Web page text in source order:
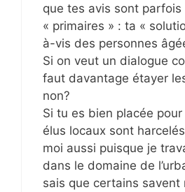
que tes avis sont parfois
« primaires » : ta «
à-vis des personnes
Si on veut un dialogue
faut davantage étayer
non?
Si tu es bien placée
élus locaux sont
moi aussi puisque je
dans le domaine de
sais que certains savent